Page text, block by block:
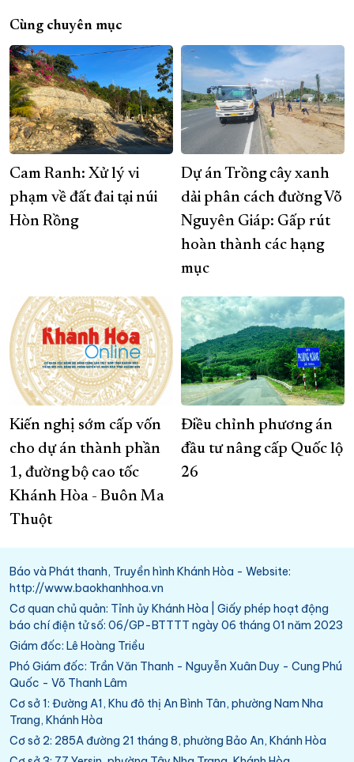
Cùng chuyên mục
Cam Ranh: Xử lý vi
phạm về đất đai tại núi
Hòn Rồng
Dự án Trồng cây xanh
dải phân cách đường Võ
Nguyên Giáp: Gấp rút
hoàn thành các hạng
mục
Kiến nghị sớm cấp vốn
cho dự án thành phần
1, đường bộ cao tốc
Khánh Hòa - Buôn Ma
Thuột
Điều chỉnh phương án
đầu tư nâng cấp Quốc lộ
26
Báo và Phát thanh, Truyền hình Khánh Hòa - Website:
http://www.baokhanhhoa.vn
Cơ quan chủ quản: Tỉnh ủy Khánh Hòa | Giấy phép hoạt động
báo chí điện tử số: 06/GP-BTTTT ngày 06 tháng 01 năm 2023
Giám đốc: Lê Hoàng Triều
Phó Giám đốc: Trần Văn Thanh - Nguyễn Xuân Duy - Cung Phú
Quốc - Võ Thanh Lâm
Cơ sở 1: Đường A1, Khu đô thị An Bình Tân, phường Nam Nha
Trang, Khánh Hòa
Cơ sở 2: 285A đường 21 tháng 8, phường Bảo An, Khánh Hòa